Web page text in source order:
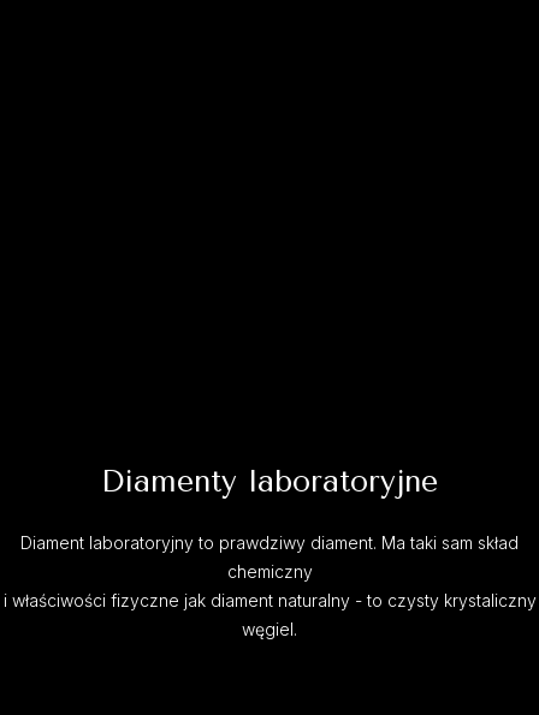
Diamenty laboratoryjne
Diament laboratoryjny to prawdziwy diament. Ma taki sam skład
chemiczny
i właściwości fizyczne jak diament naturalny - to czysty krystaliczny
węgiel.